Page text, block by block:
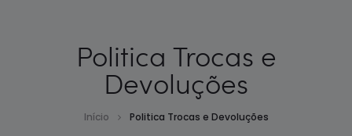
Politica Trocas e
Devoluções
Início Politica Trocas e Devoluções